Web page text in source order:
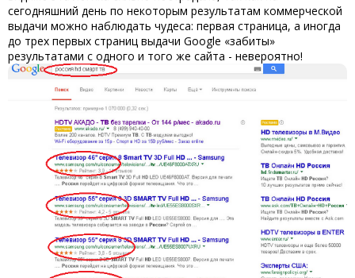
сегодняшний день по некоторым результатам коммерческой
выдачи можно наблюдать чудеса: первая страница, а иногда
до трех первых страниц выдачи Google «забиты»
результатами с одного и того же сайта - невероятно!